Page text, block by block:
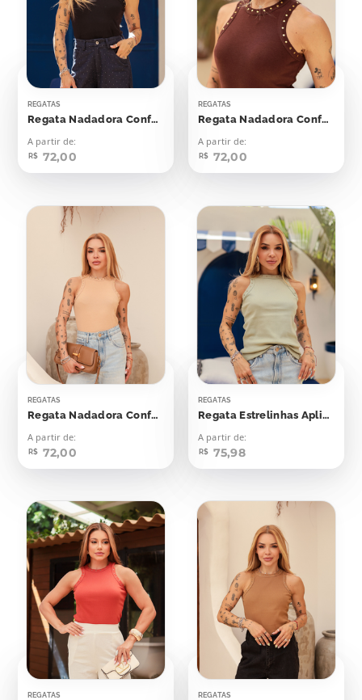
REGATAS
Regata Nadadora Confort Bolinhas Aplicação
A partir de:
R$ 72,00
REGATAS
Regata Nadadora Confort Bolinhas Aplicação
A partir de:
R$ 72,00
REGATAS
Regata Nadadora Confort Bolinhas Aplicação
A partir de:
R$ 72,00
REGATAS
Regata Estrelinhas Aplicação
A partir de:
R$ 75,98
REGATAS REGATAS